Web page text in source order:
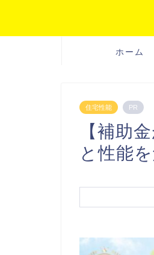
ホーム
住宅性能 PR
【補助
と性能を